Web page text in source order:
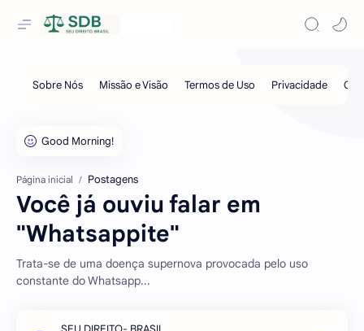
Página inicial Postagens
Você já ouviu falar em
"Whatsappite"
Trata-se de uma doença supernova provocada pelo uso
constante do Whatsapp...